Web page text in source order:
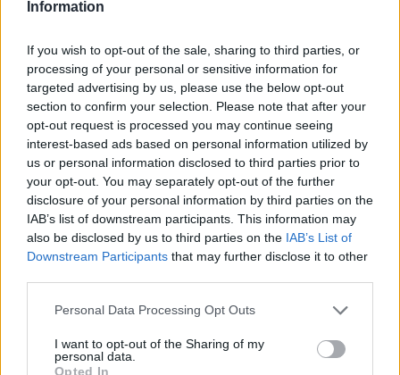
Information
If you wish to opt-out of the sale, sharing to third parties, or
processing of your personal or sensitive information for
targeted advertising by us, please use the below opt-out
section to confirm your selection. Please note that after your
opt-out request is processed you may continue seeing
interest-based ads based on personal information utilized by
us or personal information disclosed to third parties prior to
your opt-out. You may separately opt-out of the further
disclosure of your personal information by third parties on the
IAB’s list of downstream participants. This information may
also be disclosed by us to third parties on the IAB’s List of
Downstream Participants that may further disclose it to other
Personal Data Processing Opt Outs
I want to opt-out of the Sharing of my
personal data.
Opted In
Cómo se contagian los hombres del virus del
Anuncios